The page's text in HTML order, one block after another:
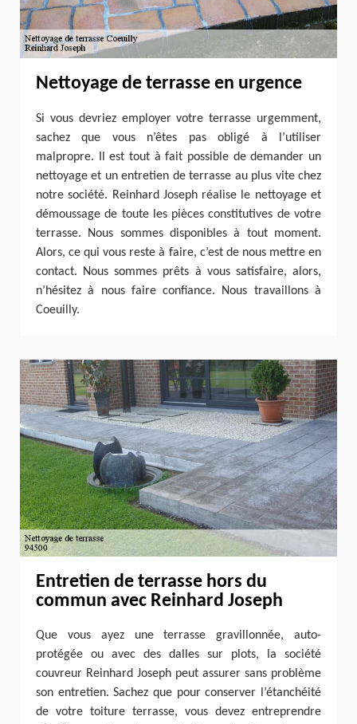
Nettoyage de terrasse en urgence
Si vous devriez employer votre terrasse urgemment,
sachez que vous n’êtes pas obligé à l’utiliser
malpropre. Il est tout à fait possible de demander un
nettoyage et un entretien de terrasse au plus vite chez
notre société. Reinhard Joseph réalise le nettoyage et
démoussage de toute les pièces constitutives de votre
terrasse. Nous sommes disponibles à tout moment.
Alors, ce qui vous reste à faire, c’est de nous mettre en
contact. Nous sommes prêts à vous satisfaire, alors,
n’hésitez à nous faire confiance. Nous travaillons à
Coeuilly.
Entretien de terrasse hors du
commun avec Reinhard Joseph
Que vous ayez une terrasse gravillonnée, auto-
protégée ou avec des dalles sur plots, la société
couvreur Reinhard Joseph peut assurer sans problème
son entretien. Sachez que pour conserver l’étanchéité
de votre toiture terrasse, vous devez entreprendre